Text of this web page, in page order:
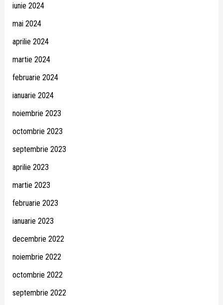
iunie 2024
mai 2024
aprilie 2024
martie 2024
februarie 2024
ianuarie 2024
noiembrie 2023
octombrie 2023
septembrie 2023
aprilie 2023
martie 2023
februarie 2023
ianuarie 2023
decembrie 2022
noiembrie 2022
octombrie 2022
septembrie 2022